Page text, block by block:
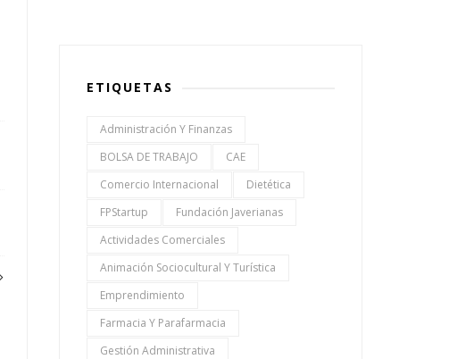
ETIQUETAS
Administración Y Finanzas
BOLSA DE TRABAJO
CAE
Comercio Internacional
Dietética
FPStartup
Fundación Javerianas
Actividades Comerciales
Animación Sociocultural Y Turística
Emprendimiento
Farmacia Y Parafarmacia
Gestión Administrativa